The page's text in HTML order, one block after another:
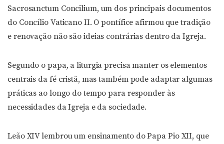
Sacrosanctum Concilium, um dos principais documentos
do Concílio Vaticano II. O pontífice afirmou que tradição
e renovação não são ideias contrárias dentro da Igreja.
Segundo o papa, a liturgia precisa manter os elementos
centrais da fé cristã, mas também pode adaptar algumas
práticas ao longo do tempo para responder às
necessidades da Igreja e da sociedade.
Leão XIV lembrou um ensinamento do Papa Pio XII, que